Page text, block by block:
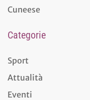
Cuneese
Categorie
Sport
Attualità
Eventi